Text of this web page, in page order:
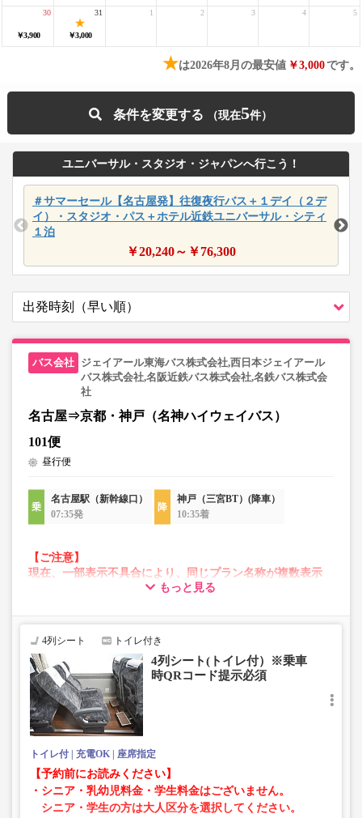
￥3,900
30
￥3,000
31 1 2 3 4 5
★は2026年8月の最安値 ￥3,000です。
条件を変更する 5
ユニバーサル・スタジオ・ジャパンへ行こう！
＃サマーセール【名古屋発】往復夜行バス＋１デイ（２デ
イ）・スタジオ・パス＋ホテル近鉄ユニバーサル・シティ
１泊
￥20,240～￥76,300
ジェイアール東海バス株式会社,西日本ジェイアール
バス株式会社,名阪近鉄バス株式会社,名鉄バス株式会
社
名古屋⇒京都・神戸（名神ハイウェイバス）
101便
昼行便
名古屋駅（新幹線口）
07:35発
神戸（三宮BT）(降車）
10:35着
【ご注意】
現在、一部表示不具合により、同じプラン名称が複数表示
される場合がございます。
います。
お手数をおかけいたしますが、エラー表示が出た場合は、
たします。
もっと見る
4列シート トイレ付き
4列シート(トイレ付）※乗車
時QRコード提示必須
トイレ付 充電OK 座席指定
【予約前にお読みください】
・シニア・乳幼児料金・学生料金はございません。
シニア・学生の方は大人区分を選択してください。